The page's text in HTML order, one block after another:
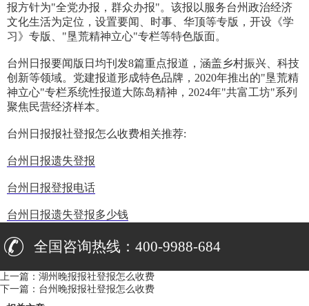
报方针为"全党办报，群众办报"。该报以服务台州政治经济
文化生活为定位，设置要闻、时事、华顶等专版，开设《学
习》专版、"垦荒精神立心"专栏等特色版面。
台州日报要闻版日均刊发8篇重点报道，涵盖乡村振兴、科技
创新等领域。党建报道形成特色品牌，2020年推出的"垦荒精
神立心"专栏系统性报道大陈岛精神，2024年"共富工坊"系列
聚焦民营经济样本。
台州日报报社登报怎么收费相关推荐:
台州日报遗失登报
台州日报登报电话
台州日报遗失登报多少钱
全国咨询热线：400-9988-684
上一篇： 湖州晚报报社登报怎么收费
下一篇： 台州晚报报社登报怎么收费